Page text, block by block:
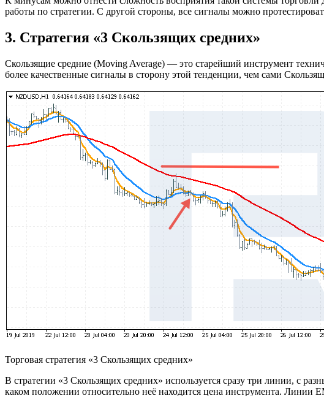
работы по стратегии. С другой стороны, все сигналы можно
3. Стратегия «3 Скользящих cредних»
Скользящие средние (Moving Average) — это старейший инструмент
более качественные сигналы в сторону этой тенденции, чем сами
Торговая стратегия «3 Скользящих cредних»
В стратегии «3 Скользящих средних» используется сразу три линии, с
каком положении относительно неё находится цена инструмента. Линии